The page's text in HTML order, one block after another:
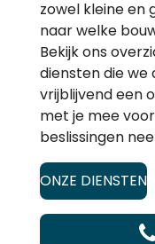
zowel kleine en
naar welke
Bekijk ons
diensten die we
vrijblijvend een
met je mee
beslissingen
ONZE DIENSTEN